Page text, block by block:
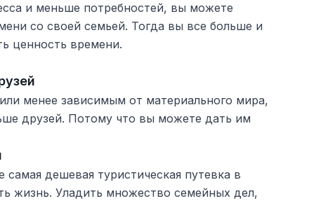
и меньше потребностей, вы можете
со своей семьей. Тогда вы все больше и
ценность времени.
менее зависимым от материального мира,
друзей. Потому что вы можете дать им
дешевая туристическая путевка в
жизнь. Уладить множество семейных дел,